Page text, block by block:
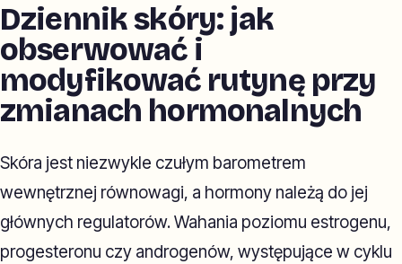
Dziennik skóry: jak
obserwować i
modyfikować rutynę przy
zmianach hormonalnych
Skóra jest niezwykle czułym barometrem
wewnętrznej równowagi, a hormony należą do jej
głównych regulatorów. Wahania poziomu estrogenu,
progesteronu czy androgenów, występujące w cyklu